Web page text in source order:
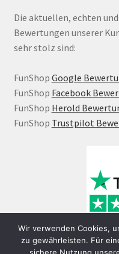
Die aktuellen, echten
Bewertungen unserer
sehr stolz sind:
FunShop Google
FunShop Facebook
FunShop Herold
FunShop Trustpilot
Wir verwenden Cookies,
zu gewährleisten. Für